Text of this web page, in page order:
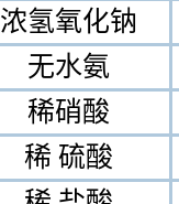
浓氢氧化钠
无水氨
稀硝酸
稀 硫酸